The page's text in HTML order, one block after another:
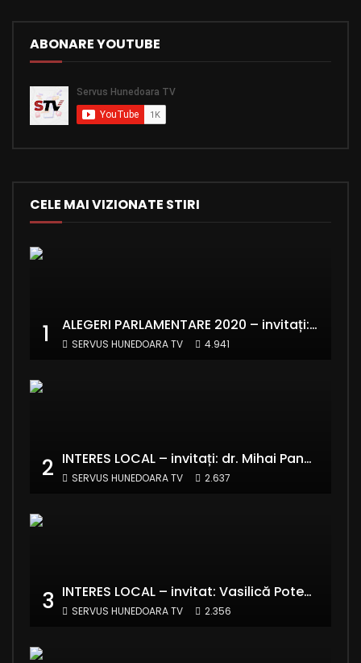
ABONARE YOUTUBE
CELE MAI VIZIONATE STIRI
1 ALEGERI PARLAMENTARE 2020 – invitați: Ionela Florea și Emanuel Valentin Crișan – RE:Start România
SERVUS HUNEDOARA TV 4.941
2 INTERES LOCAL – invitați: dr. Mihai Panaitescu – Manager Teatrul de Artă Deva și Alexandru Grecu
SERVUS HUNEDOARA TV 2.637
3 INTERES LOCAL – invitat: Vasilică Potecă – Senator PNL Hunedoara
SERVUS HUNEDOARA TV 2.356